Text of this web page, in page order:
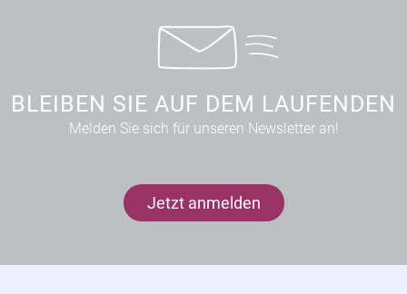
BLEIBEN SIE AUF DEM LAUFENDEN
Melden Sie sich für unseren Newsletter an!
Jetzt anmelden